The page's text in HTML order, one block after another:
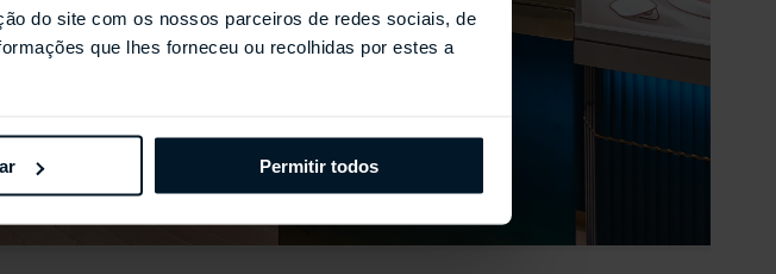
do site com os nossos parceiros de redes sociais, de
que lhes forneceu ou recolhidas por estes a
Permitir todos